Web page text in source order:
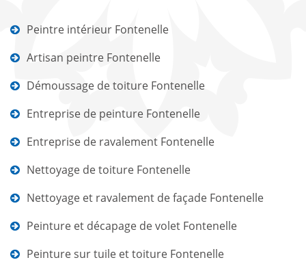
Peintre intérieur Fontenelle
Artisan peintre Fontenelle
Démoussage de toiture Fontenelle
Entreprise de peinture Fontenelle
Entreprise de ravalement Fontenelle
Nettoyage de toiture Fontenelle
Nettoyage et ravalement de façade Fontenelle
Peinture et décapage de volet Fontenelle
Peinture sur tuile et toiture Fontenelle